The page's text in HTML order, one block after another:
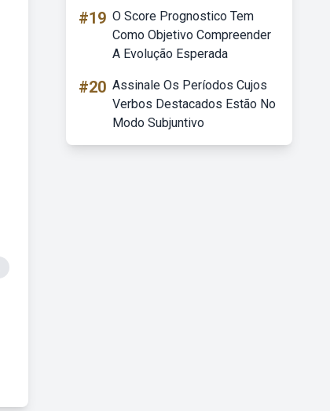
#19 O Score Prognostico Tem
Como Objetivo Compreender
A Evolução Esperada
#20 Assinale Os Períodos Cujos
Verbos Destacados Estão No
Modo Subjuntivo